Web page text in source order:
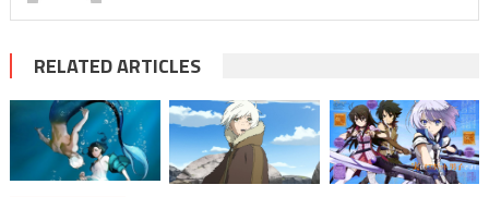
RELATED ARTICLES